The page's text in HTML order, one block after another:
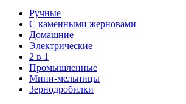
Ручные
С каменными жерновами
Домашние
Электрические
2 в 1
Промышленные
Мини-мельницы
Зернодробилки